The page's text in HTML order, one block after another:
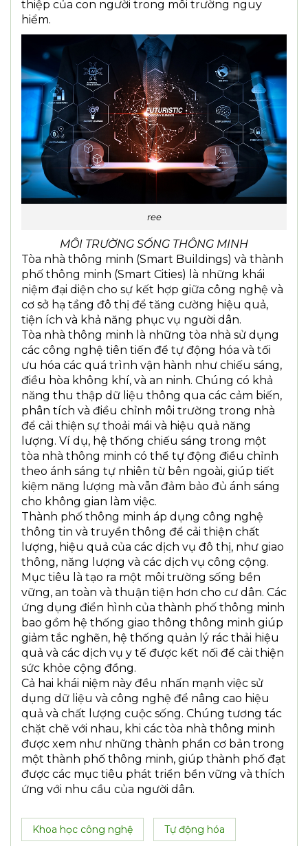
thiệp của con người trong môi trường nguy
hiểm.
ree
MÔI TRƯỜNG SỐNG THÔNG MINH
Tòa nhà thông minh (Smart Buildings) và thành
phố thông minh (Smart Cities) là những khái
niệm đại diện cho sự kết hợp giữa công nghệ và
cơ sở hạ tầng đô thị để tăng cường hiệu quả,
tiện ích và khả năng phục vụ người dân.
Tòa nhà thông minh là những tòa nhà sử dụng
các công nghệ tiên tiến để tự động hóa và tối
ưu hóa các quá trình vận hành như chiếu sáng,
điều hòa không khí, và an ninh. Chúng có khả
năng thu thập dữ liệu thông qua các cảm biến,
phân tích và điều chỉnh môi trường trong nhà
để cải thiện sự thoải mái và hiệu quả năng
lượng. Ví dụ, hệ thống chiếu sáng trong một
tòa nhà thông minh có thể tự động điều chỉnh
theo ánh sáng tự nhiên từ bên ngoài, giúp tiết
kiệm năng lượng mà vẫn đảm bảo đủ ánh sáng
cho không gian làm việc.
Thành phố thông minh áp dụng công nghệ
thông tin và truyền thông để cải thiện chất
lượng, hiệu quả của các dịch vụ đô thị, như giao
thông, năng lượng và các dịch vụ công cộng.
Mục tiêu là tạo ra một môi trường sống bền
vững, an toàn và thuận tiện hơn cho cư dân. Các
ứng dụng điển hình của thành phố thông minh
bao gồm hệ thống giao thông thông minh giúp
giảm tắc nghẽn, hệ thống quản lý rác thải hiệu
quả và các dịch vụ y tế được kết nối để cải thiện
sức khỏe cộng đồng.
Cả hai khái niệm này đều nhấn mạnh việc sử
dụng dữ liệu và công nghệ để nâng cao hiệu
quả và chất lượng cuộc sống. Chúng tương tác
chặt chẽ với nhau, khi các tòa nhà thông minh
được xem như những thành phần cơ bản trong
một thành phố thông minh, giúp thành phố đạt
được các mục tiêu phát triển bền vững và thích
ứng với nhu cầu của người dân.
Khoa học công nghệ Tự động hóa